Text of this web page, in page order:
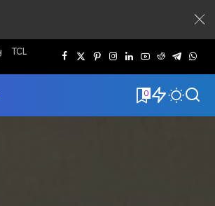
TCL
0